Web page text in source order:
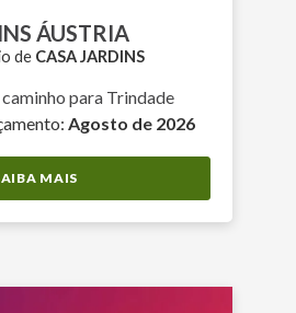
ÁUSTRIA
de CASA JARDINS
para Trindade
Agosto de 2026
MAIS